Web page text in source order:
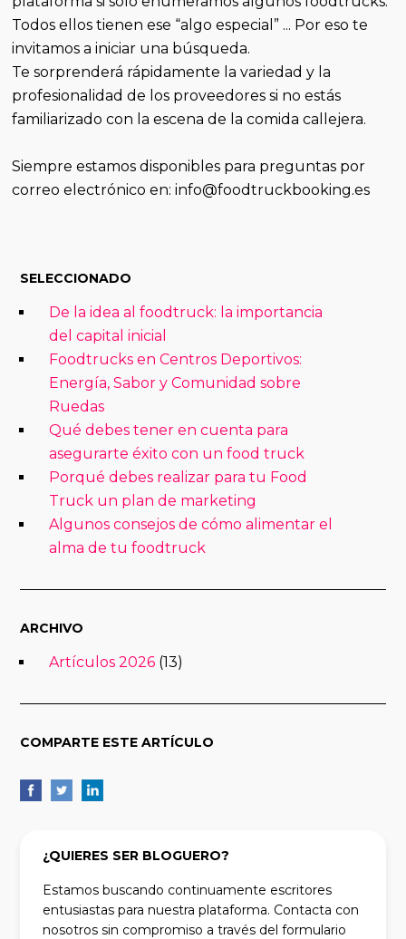
Todos ellos tienen ese “algo especial” ... Por eso te
invitamos a iniciar una búsqueda.
Te sorprenderá rápidamente la variedad y la
profesionalidad de los proveedores si no estás
familiarizado con la escena de la comida callejera.
Siempre estamos disponibles para preguntas por
correo electrónico en: info@foodtruckbooking.es
SELECCIONADO
De la idea al foodtruck: la importancia
del capital inicial
Foodtrucks en Centros Deportivos:
Energía, Sabor y Comunidad sobre
Ruedas
Qué debes tener en cuenta para
asegurarte éxito con un food truck
Porqué debes realizar para tu Food
Truck un plan de marketing
Algunos consejos de cómo alimentar el
alma de tu foodtruck
ARCHIVO
Artículos 2026 (13)
COMPARTE ESTE ARTÍCULO
¿QUIERES SER BLOGUERO?
Estamos buscando continuamente escritores
entusiastas para nuestra plataforma. Contacta con
nosotros sin compromiso a través del formulario